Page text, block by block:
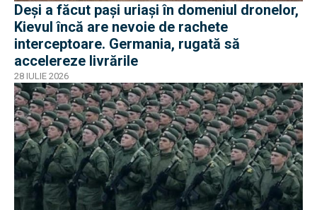
Deși a făcut pași uriași în domeniul dronelor,
Kievul încă are nevoie de rachete
interceptoare. Germania, rugată să
accelereze livrările
28 IULIE 2026